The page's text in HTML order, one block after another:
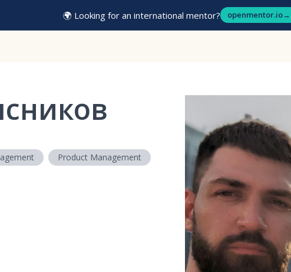
🌍 Looking for an international mentor? openmentor.io→
Product Management